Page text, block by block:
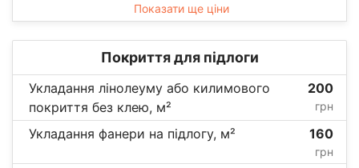
Показати ще ціни
Покриття для підлоги
Укладання лінолеуму або килимового
покриття без клею, м²
200
грн
Укладання фанери на підлогу, м² 160
грн